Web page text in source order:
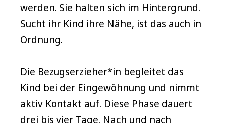
werden. Sie halten sich im Hintergrund.
Sucht ihr Kind ihre Nähe, ist das auch in
Ordnung.
Die Bezugserzieher*in begleitet das
Kind bei der Eingewöhnung und nimmt
aktiv Kontakt auf. Diese Phase dauert
drei bis vier Tage. Nach und nach